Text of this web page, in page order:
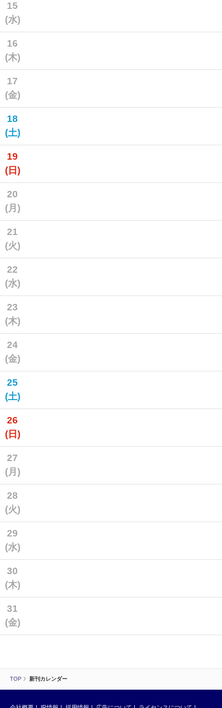
TOP 新刊カレンダー
15
(水)
16
(木)
17
(金)
18
(土)
19
(日)
20
(月)
21
(火)
22
(水)
23
(木)
24
(金)
25
(土)
26
(日)
27
(月)
28
(火)
29
(水)
30
(木)
31
(金)